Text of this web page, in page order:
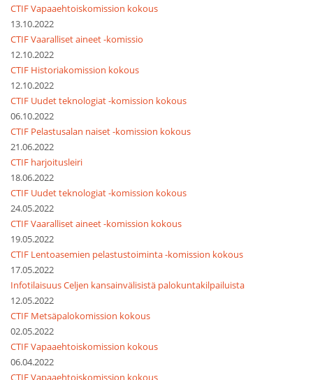
CTIF Vapaaehtoiskomission kokous
13.10.2022
CTIF Vaaralliset aineet -komissio
12.10.2022
CTIF Historiakomission kokous
12.10.2022
CTIF Uudet teknologiat -komission kokous
06.10.2022
CTIF Pelastusalan naiset -komission kokous
21.06.2022
CTIF harjoitusleiri
18.06.2022
CTIF Uudet teknologiat -komission kokous
24.05.2022
CTIF Vaaralliset aineet -komission kokous
19.05.2022
CTIF Lentoasemien pelastustoiminta -komission kokous
17.05.2022
Infotilaisuus Celjen kansainvälisistä palokuntakilpailuista
12.05.2022
CTIF Metsäpalokomission kokous
02.05.2022
CTIF Vapaaehtoiskomission kokous
06.04.2022
CTIF Vapaaehtoiskomission kokous